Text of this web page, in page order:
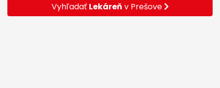
Vyhľadať Lekáreň v Prešove